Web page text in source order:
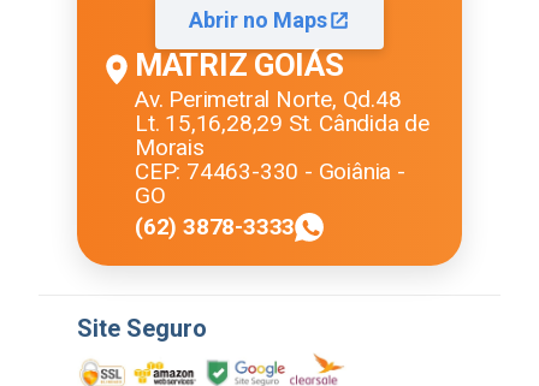
Abrir no Maps
MATRIZ GOIÁS
Av. Perimetral Norte, Qd.48
Lt. 15,16,28,29 St. Cândida de
Morais
CEP: 74463-330 - Goiânia -
GO
(62) 3878-3333
Site Seguro